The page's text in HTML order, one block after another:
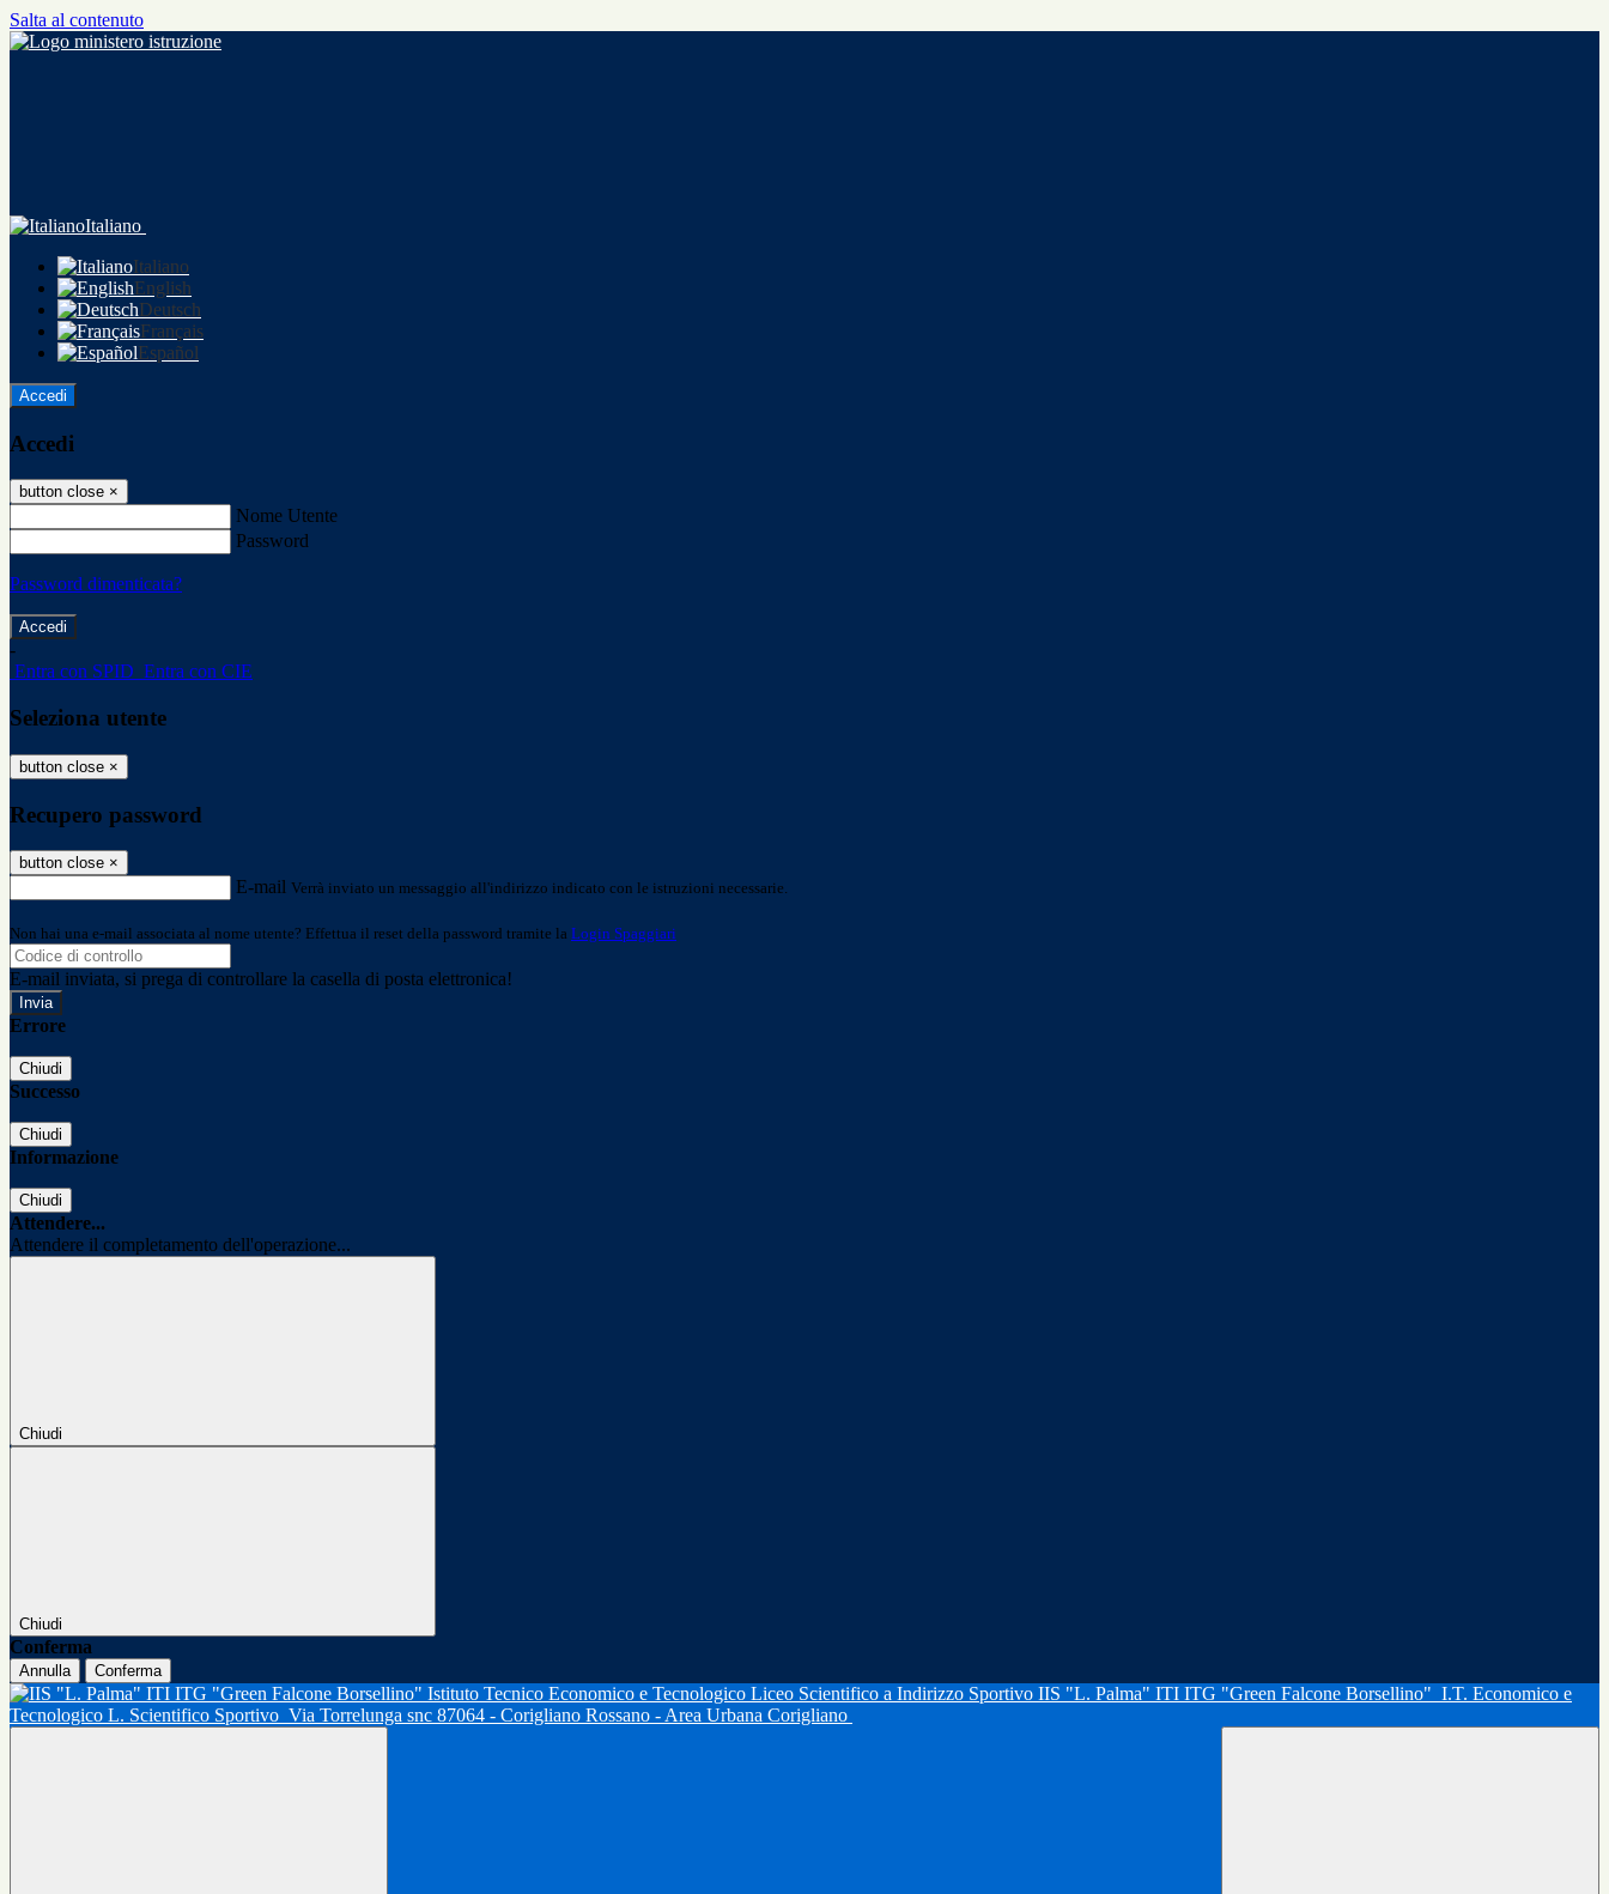
Salta al contenuto
Italiano
Italiano
English
Deutsch
Français
Español
Accedi
Accedi
button close ×
Nome Utente
Password
Password dimenticata?
-
Entra con SPID Entra con CIE
Seleziona utente
button close ×
Recupero password
button close ×
E-mail Verrà inviato un messaggio all'indirizzo indicato con le istruzioni necessarie.
Non hai una e-mail associata al nome utente? Effettua il reset della password tramite la Login Spaggiari
E-mail inviata, si prega di controllare la casella di posta elettronica!
Errore
Chiudi
Successo
Chiudi
Informazione
Chiudi
Attendere...
Attendere il completamento dell'operazione...
Chiudi
Chiudi
Conferma
Annulla Conferma
IIS "L. Palma" ITI ITG "Green Falcone Borsellino" I.T. Economico e
Tecnologico L. Scientifico Sportivo Via Torrelunga snc 87064 - Corigliano Rossano - Area Urbana Corigliano